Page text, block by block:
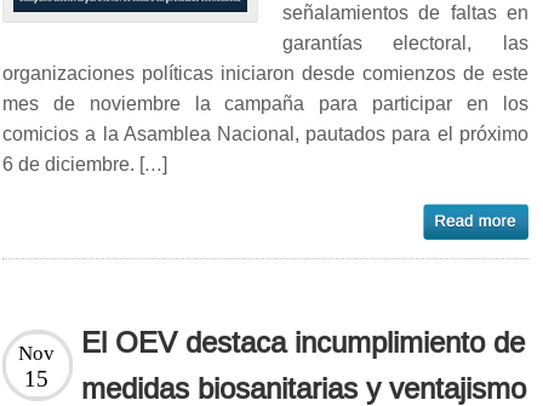
señalamientos de faltas en
garantías electoral, las
organizaciones políticas iniciaron desde comienzos de este
mes de noviembre la campaña para participar en los
comicios a la Asamblea Nacional, pautados para el próximo
6 de diciembre. […]
El OEV destaca incumplimiento de
medidas biosanitarias y ventajismo
Nov
15